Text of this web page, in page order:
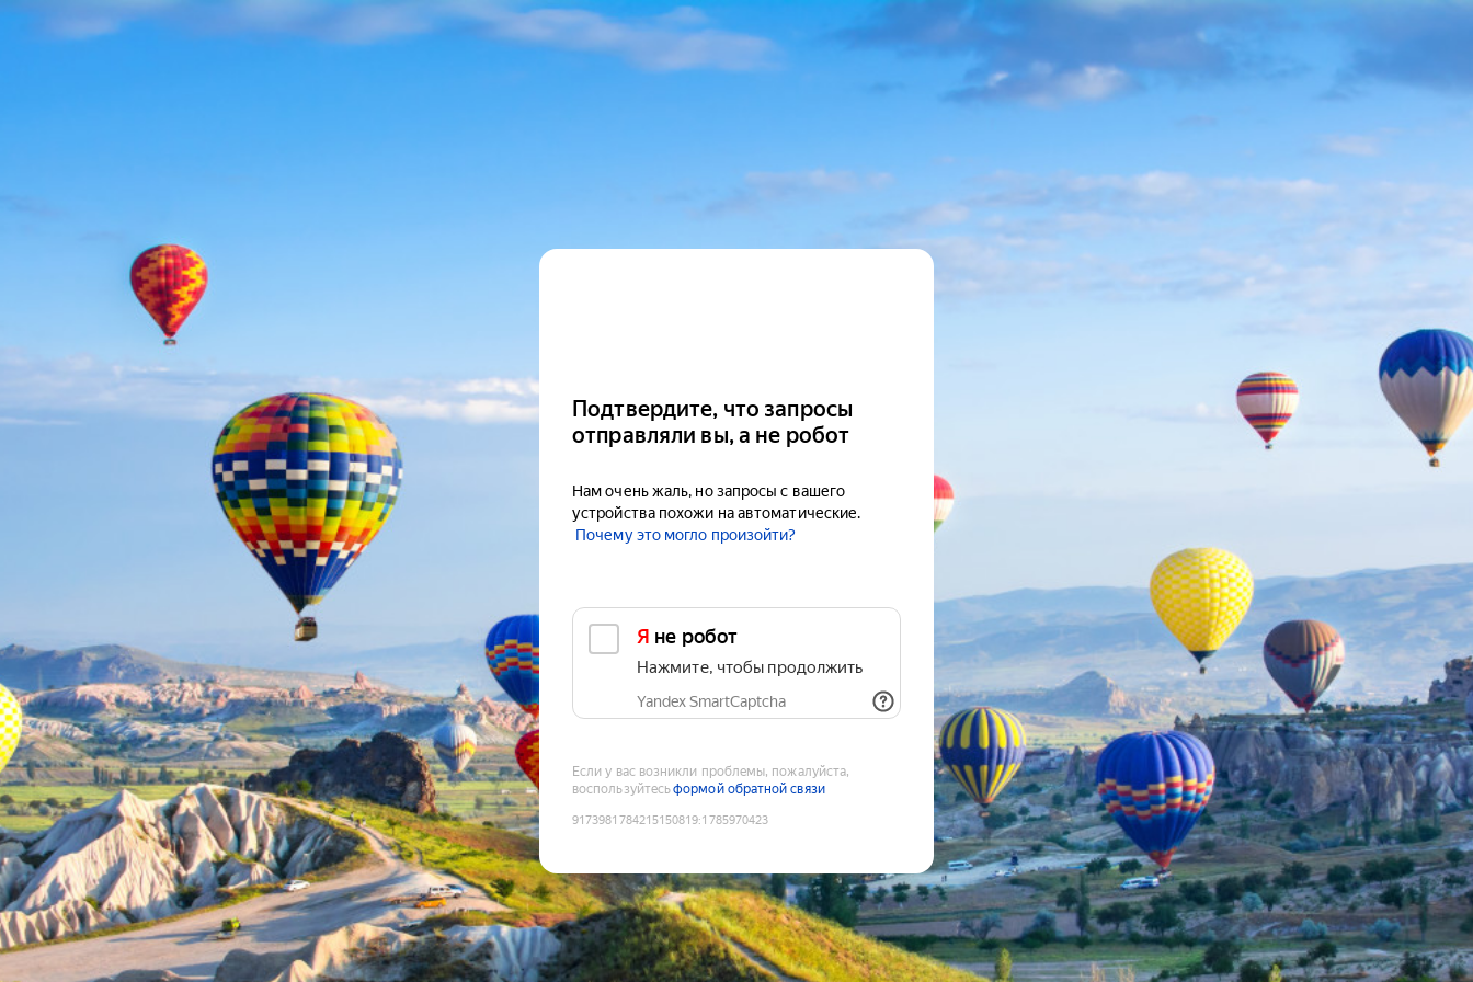
Подтвердите, что запросы
отправляли вы, а не робот
Нам очень жаль, но запросы с вашего
устройства похожи на автоматические.
Почему это могло произойти?
Я не робот
Нажмите, чтобы продолжить
Yandex SmartCaptcha
Если у вас возникли проблемы, пожалуйста,
воспользуйтесьформой обратной связи
9173981784215150819:1785970423